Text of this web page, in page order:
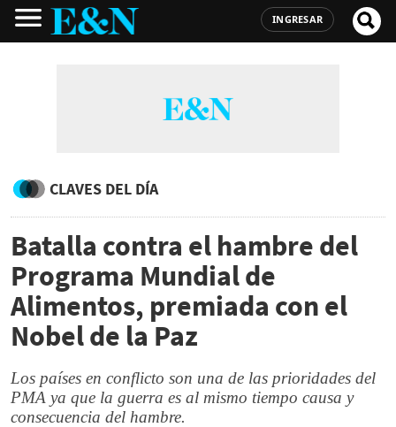
INGRESAR
CLAVES DEL DÍA
Batalla contra el hambre del
Programa Mundial de
Alimentos, premiada con el
Nobel de la Paz
Los países en conflicto son una de las prioridades del
PMA ya que la guerra es al mismo tiempo causa y
consecuencia del hambre.